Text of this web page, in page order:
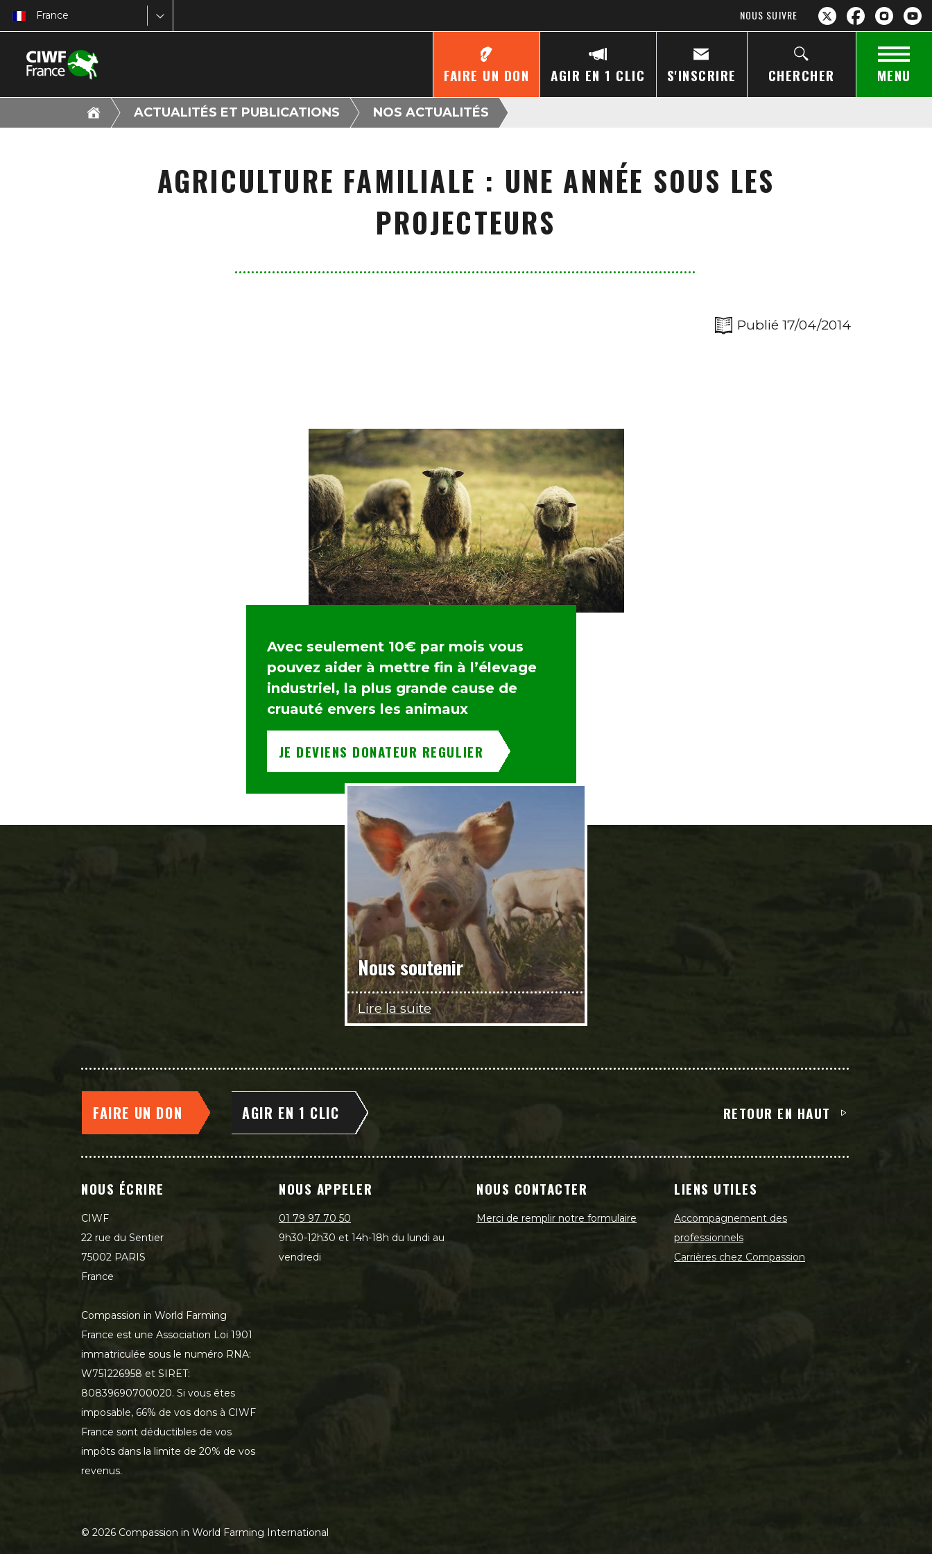
France NOUS SUIVRE
FAIRE UN DON AGIR EN 1 CLIC S'INSCRIRE CHERCHER MENU
ACTUALITÉS ET PUBLICATIONS NOS ACTUALITÉS
AGRICULTURE FAMILIALE : UNE ANNÉE SOUS LES
PROJECTEURS
Publié 17/04/2014
Avec seulement 10€ par mois vous
pouvez aider à mettre fin à l’élevage
industriel, la plus grande cause de
cruauté envers les animaux
JE DEVIENS DONATEUR REGULIER
Nous soutenir
Lire la suite
FAIRE UN DON AGIR EN 1 CLIC RETOUR EN HAUT
NOUS ÉCRIRE
CIWF
22 rue du Sentier
75002 PARIS
France
Compassion in World Farming
France est une Association Loi 1901
immatriculée sous le numéro RNA:
W751226958 et SIRET:
80839690700020. Si vous êtes
imposable, 66% de vos dons à CIWF
France sont déductibles de vos
impôts dans la limite de 20% de vos
revenus.
NOUS APPELER
01 79 97 70 50
9h30-12h30 et 14h-18h du lundi au
vendredi
NOUS CONTACTER
Merci de remplir notre formulaire
LIENS UTILES
Accompagnement des
professionnels
Carrières chez Compassion
© 2026 Compassion in World Farming International